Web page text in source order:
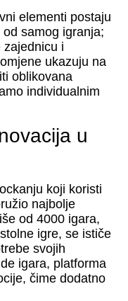
elementi postaju
samog igranja;
zajednicu i
ukazuju na
oblikovana
individualnim
u
koji koristi
najbolje
od 4000 igara,
igre, se ističe
svojih
igara, platforma
čime dodatno